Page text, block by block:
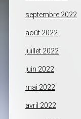
septembre 2022
août 2022
juillet 2022
juin 2022
mai 2022
avril 2022